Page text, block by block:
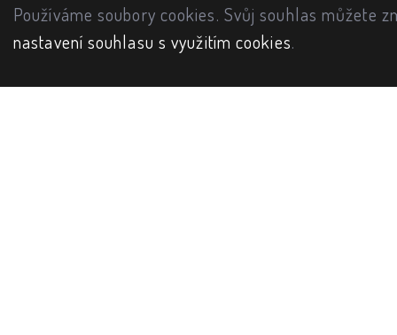
Používáme soubory cookies. Svůj souhlas můžete
nastavení souhlasu s využitím cookies.